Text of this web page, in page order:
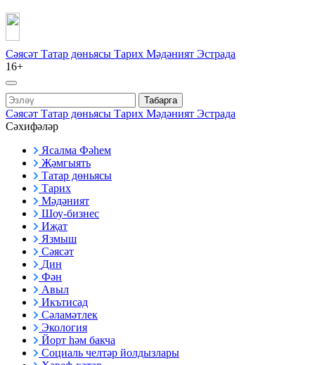
Сәясәт Татар дөньясы Тарих Мәдәният Эстрада
16+
Табарга
Сәясәт Татар дөньясы Тарих Мәдәният Эстрада
Сәхифәләр
Ясалма Фәһем
Җәмгыять
Татар дөньясы
Тарих
Мәдәният
Шоу-бизнес
Иҗат
Язмыш
Сәясәт
Дин
Фән
Авыл
Икътисад
Сәламәтлек
Экология
Йорт һәм бакча
Социаль челтәр йолдызлары